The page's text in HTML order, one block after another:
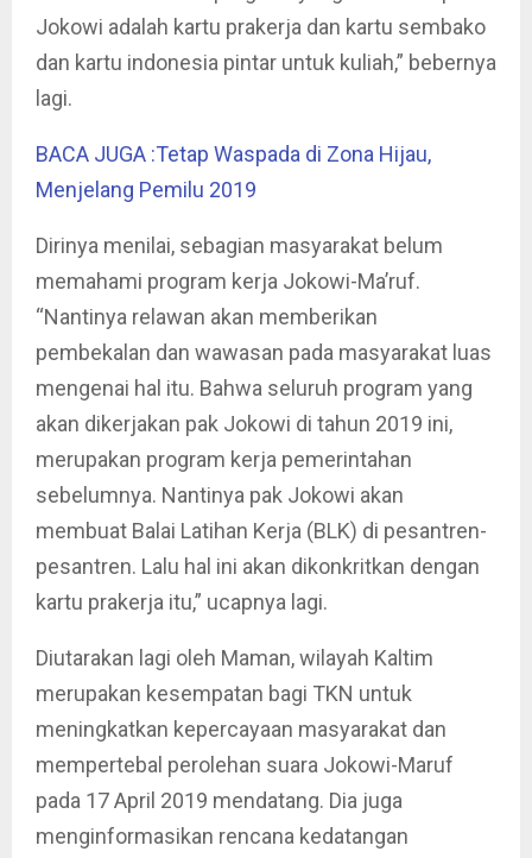
Jokowi adalah kartu prakerja dan kartu sembako
dan kartu indonesia pintar untuk kuliah,” bebernya
lagi.
BACA JUGA :Tetap Waspada di Zona Hijau,
Menjelang Pemilu 2019
Dirinya menilai, sebagian masyarakat belum
memahami program kerja Jokowi-Ma’ruf.
“Nantinya relawan akan memberikan
pembekalan dan wawasan pada masyarakat luas
mengenai hal itu. Bahwa seluruh program yang
akan dikerjakan pak Jokowi di tahun 2019 ini,
merupakan program kerja pemerintahan
sebelumnya. Nantinya pak Jokowi akan
membuat Balai Latihan Kerja (BLK) di pesantren-
pesantren. Lalu hal ini akan dikonkritkan dengan
kartu prakerja itu,” ucapnya lagi.
Diutarakan lagi oleh Maman, wilayah Kaltim
merupakan kesempatan bagi TKN untuk
meningkatkan kepercayaan masyarakat dan
mempertebal perolehan suara Jokowi-Maruf
pada 17 April 2019 mendatang. Dia juga
menginformasikan rencana kedatangan